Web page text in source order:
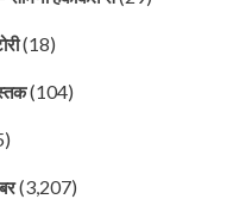
(18)
(104)
(3,207)